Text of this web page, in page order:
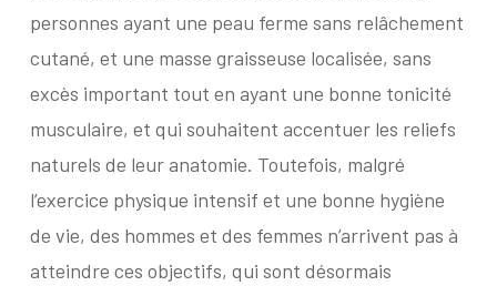
personnes ayant une peau ferme sans relâchement
cutané, et une masse graisseuse localisée, sans
excès important tout en ayant une bonne tonicité
musculaire, et qui souhaitent accentuer les reliefs
naturels de leur anatomie. Toutefois, malgré
l’exercice physique intensif et une bonne hygiène
de vie, des hommes et des femmes n’arrivent pas à
atteindre ces objectifs, qui sont désormais